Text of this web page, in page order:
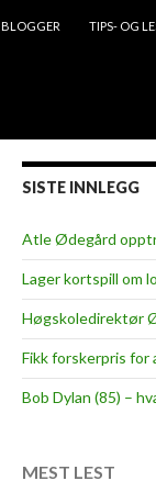
BLOGGER TIPS- OG
SISTE INNLEGG
Atle Ødegård
Lager kortspill om
Høgskoledirektør
Fikk forskerpris
Bob Dylan (85) –
MEST LEST